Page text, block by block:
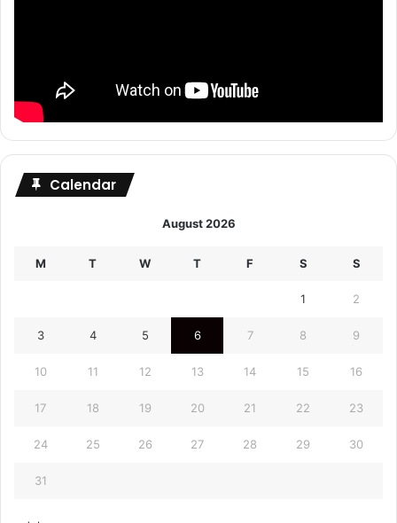
Calendar
August 2026
M T W T F S S
1 2
3 4 5 6 7 8 9
10 11 12 13 14 15 16
17 18 19 20 21 22 23
24 25 26 27 28 29 30
31